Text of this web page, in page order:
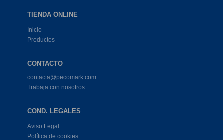
TIENDA ONLINE
Inicio
Productos
CONTACTO
contacta@pecomark.com
Trabaja con nosotros
COND. LEGALES
Aviso Legal
Política de cookies